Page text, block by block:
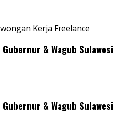
Kerja Freelance
& Wagub Sulawesi
& Wagub Sulawesi